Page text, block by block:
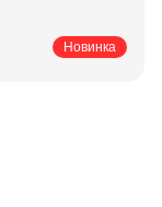
Новинка